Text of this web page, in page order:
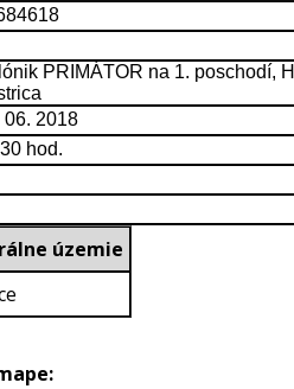
PRIMÁTOR na 1. poschodí,
06. 2018
hod.
územie